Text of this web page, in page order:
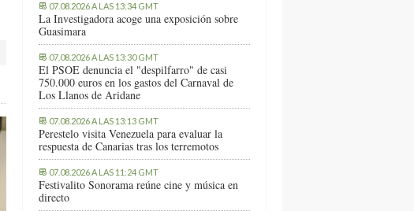
07.08.2026 A LAS 13:34 GMT
La Investigadora acoge una exposición sobre
Guasimara
07.08.2026 A LAS 13:30 GMT
El PSOE denuncia el "despilfarro" de casi
750.000 euros en los gastos del Carnaval de
Los Llanos de Aridane
07.08.2026 A LAS 13:13 GMT
Perestelo visita Venezuela para evaluar la
respuesta de Canarias tras los terremotos
07.08.2026 A LAS 11:24 GMT
Festivalito Sonorama reúne cine y música en
directo